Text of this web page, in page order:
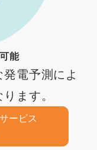
能
電予測によ
ます。
ービス